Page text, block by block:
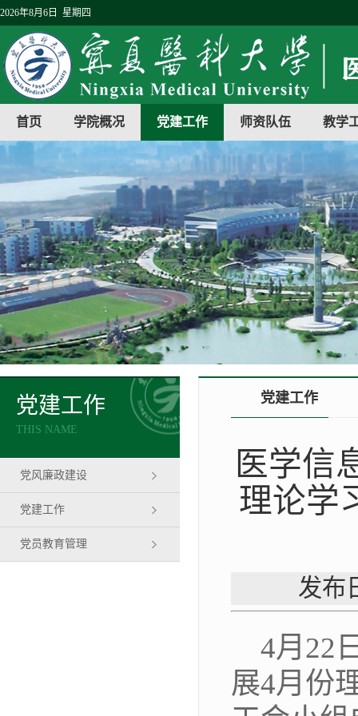
2026年8月6日 星期四
首页 学院概况 党建工作 师资队伍 教学
党建工作
THIS NAME
党风廉政建设
党建工作
党员教育管理
党建工作
医学信
理论学
发
4月22
展4月份